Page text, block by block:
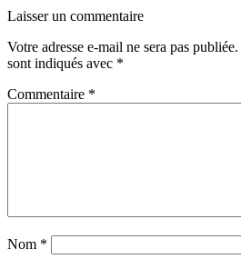
Laisser un commentaire
Votre adresse e-mail ne sera pas publiée.
sont indiqués avec *
Commentaire *
Nom *